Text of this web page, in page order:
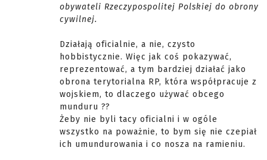
obywateli Rzeczypospolitej Polskiej do obrony
cywilnej.
Działają oficialnie, a nie, czysto
hobbistycznie. Więc jak coś pokazywać,
reprezentować, a tym bardziej działać jako
obrona terytorialna RP, która współpracuje z
wojskiem, to dlaczego używać obcego
munduru ??
Żeby nie byli tacy oficialni i w ogóle
wszystko na poważnie, to bym się nie czepiał
ich umundurowania i co nosza na ramieniu.